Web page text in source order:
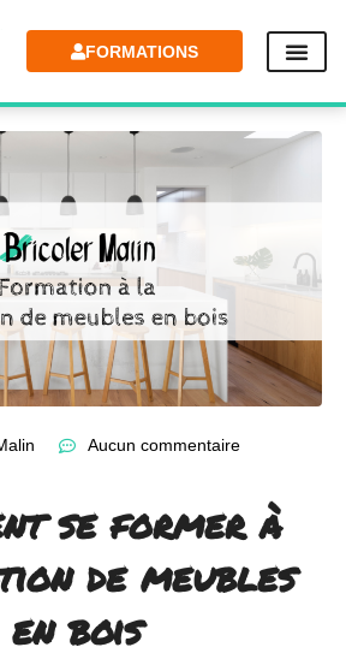
FORMATIONS
Aucun commentaire
se former à
de meubles
en bois